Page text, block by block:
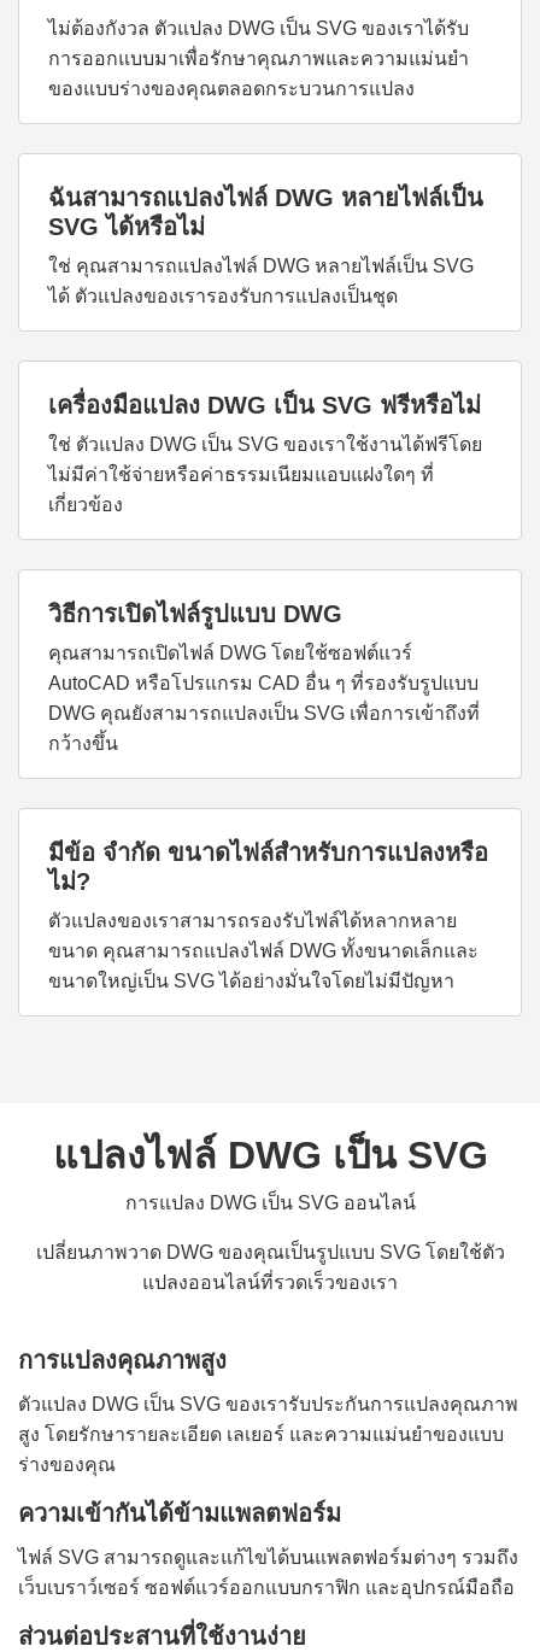
ไม่ต้องกังวล ตัวแปลง DWG เป็น SVG ของเราได้รับ
การออกแบบมาเพื่อรักษาคุณภาพและความแม่นยำ
ของแบบร่างของคุณตลอดกระบวนการแปลง
ฉันสามารถแปลงไฟล์ DWG หลายไฟล์เป็น
SVG ได้หรือไม่
ใช่ คุณสามารถแปลงไฟล์ DWG หลายไฟล์เป็น SVG
ได้ ตัวแปลงของเรารองรับการแปลงเป็นชุด
เครื่องมือแปลง DWG เป็น SVG ฟรีหรือไม่
ใช่ ตัวแปลง DWG เป็น SVG ของเราใช้งานได้ฟรีโดย
ไม่มีค่าใช้จ่ายหรือค่าธรรมเนียมแอบแฝงใดๆ ที่
เกี่ยวข้อง
วิธีการเปิดไฟล์รูปแบบ DWG
คุณสามารถเปิดไฟล์ DWG โดยใช้ซอฟต์แวร์
AutoCAD หรือโปรแกรม CAD อื่น ๆ ที่รองรับรูปแบบ
DWG คุณยังสามารถแปลงเป็น SVG เพื่อการเข้าถึงที่
กว้างขึ้น
มีข้อ จำกัด ขนาดไฟล์สำหรับการแปลงหรือ
ไม่?
ตัวแปลงของเราสามารถรองรับไฟล์ได้หลากหลาย
ขนาด คุณสามารถแปลงไฟล์ DWG ทั้งขนาดเล็กและ
ขนาดใหญ่เป็น SVG ได้อย่างมั่นใจโดยไม่มีปัญหา
แปลงไฟล์ DWG เป็น SVG
การแปลง DWG เป็น SVG ออนไลน์
เปลี่ยนภาพวาด DWG ของคุณเป็นรูปแบบ SVG โดยใช้ตัว
แปลงออนไลน์ที่รวดเร็วของเรา
การแปลงคุณภาพสูง
ตัวแปลง DWG เป็น SVG ของเรารับประกันการแปลงคุณภาพ
สูง โดยรักษารายละเอียด เลเยอร์ และความแม่นยำของแบบ
ร่างของคุณ
ความเข้ากันได้ข้ามแพลตฟอร์ม
ไฟล์ SVG สามารถดูและแก้ไขได้บนแพลตฟอร์มต่างๆ รวมถึง
เว็บเบราว์เซอร์ ซอฟต์แวร์ออกแบบกราฟิก และอุปกรณ์มือถือ
ส่วนต่อประสานที่ใช้งานง่าย